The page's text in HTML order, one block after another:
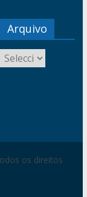
Arquivo
os direitos